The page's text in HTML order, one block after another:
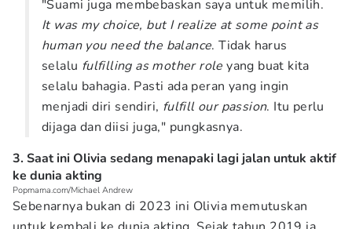
"Suami juga membebaskan saya untuk memilih.
It was my choice, but I realize at some point as
human you need the balance. Tidak harus
selalu fulfilling as mother role yang buat kita
selalu bahagia. Pasti ada peran yang ingin
menjadi diri sendiri, fulfill our passion. Itu perlu
dijaga dan diisi juga," pungkasnya.
3. Saat ini Olivia sedang menapaki lagi jalan untuk aktif
ke dunia akting
Popmama.com/Michael Andrew
Sebenarnya bukan di 2023 ini Olivia memutuskan